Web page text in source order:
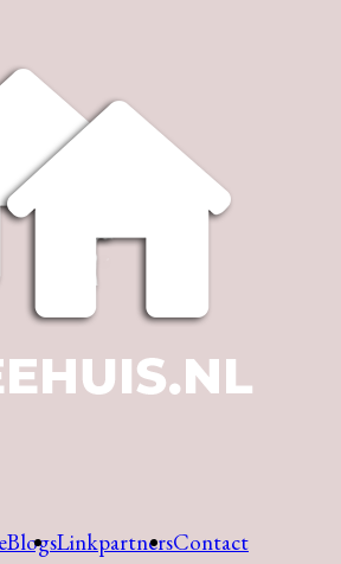
BlogsLinkpartnersContact